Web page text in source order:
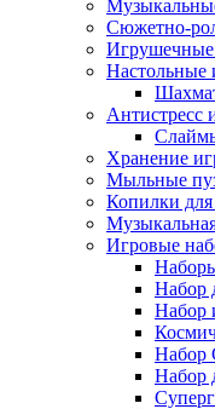
Сюжетно-
Игрушечные
Настольные
Антистресс
Хранение
Мыльные
Копилки для
Игровые
Набор
Набор
Hабор
Набор